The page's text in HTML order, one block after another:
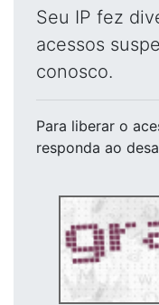
Seu IP fez
acessos
conosco.
Para liberar o
responda ao